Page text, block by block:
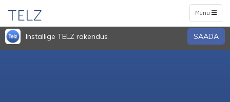
Toggle
navigation
Menu
TELZ
Installige TELZ rakendus SAADA